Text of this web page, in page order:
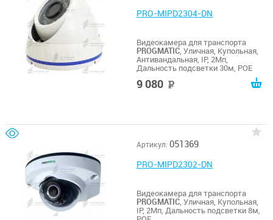
PRO-MIPD2304-DN
Видеокамера для транспорта
PROGMATIC, Уличная, Купольная,
Антивандальная, IP, 2Мп,
Дальность подсветки 30м, POE
9 080
Артикул: 051369
PRO-MIPD2302-DN
Видеокамера для транспорта
PROGMATIC, Уличная, Купольная,
IP, 2Мп, Дальность подсветки 8м,